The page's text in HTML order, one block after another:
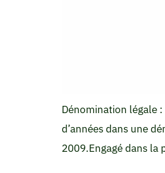
Dénomination légale :
d’années dans une
2009.Engagé dans la